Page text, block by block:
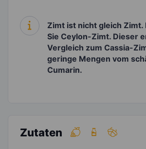
Zimt ist nicht gleich Zimt.
Sie Ceylon-Zimt. Dieser
Vergleich zum Cassia-
geringe Mengen vom
Cumarin.
Zutaten